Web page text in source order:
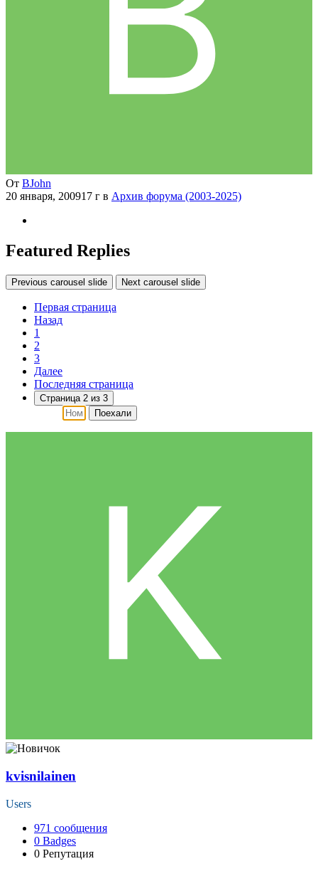
От BJohn
20 января, 200917 г в Архив форума (2003-2025)
Featured Replies
Previous carousel slide Next carousel slide
Первая страница
Назад
1
2
3
Далее
Последняя страница
Страница 2 из 3
Поехали
kvisnilainen
Users
971 сообщения
0 Badges
0 Репутация